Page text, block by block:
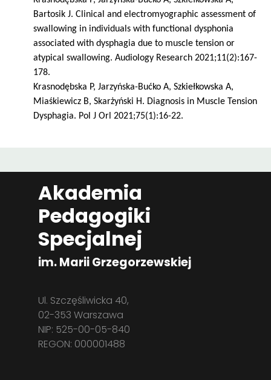
Bartosik J. Clinical and electromyographic assessment of
swallowing in individuals with functional dysphonia
associated with dysphagia due to muscle tension or
atypical swallowing. Audiology Research 2021;11(2):167-
178.
Krasnodębska P, Jarzyńska-Bućko A, Szkiełkowska A,
Miaśkiewicz B, Skarżyński H. Diagnosis in Muscle Tension
Dysphagia. Pol J Orl 2021;75(1):16-22.
Akademia
Pedagogiki
Specjalnej
im. Marii Grzegorzewskiej
Ul. Szczęśliwicka 40,
02-353 Warszawa
NIP: 525-00-05-840
REGON: 000001488